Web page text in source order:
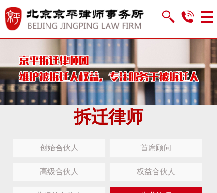
拆迁律师
创始合伙人 首席顾问
高级合伙人 权益合伙人